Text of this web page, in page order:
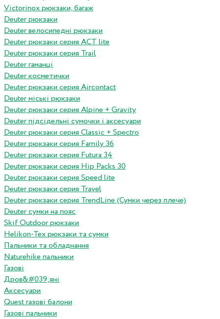
Victorinox рюкзаки, багаж
Deuter рюкзаки
Deuter велосипедні рюкзаки
Deuter рюкзаки серия ACT lite
Deuter рюкзаки серия Trail
Deuter гаманці
Deuter косметички
Deuter рюкзаки серия Aircontact
Deuter міські рюкзаки
Deuter рюкзаки серия Alpine + Gravity
Deuter підсідельні сумочки і аксесуари
Deuter рюкзаки серия Classic + Spectro
Deuter рюкзаки серия Family 36
Deuter рюкзаки серия Futura 34
Deuter рюкзаки серия Hip Packs 30
Deuter рюкзаки серия Speed lite
Deuter рюкзаки серия Travel
Deuter рюкзаки серия TrendLine (Сумки через плече)
Deuter сумки на пояс
Skif Outdoor рюкзаки
Helikon-Tex рюкзаки та сумки
Пальники та обладнання
Naturehike пальники
Газові
Дров&#039;яні
Аксесуари
Quest газові балони
Газові пальники